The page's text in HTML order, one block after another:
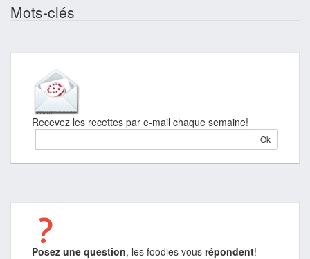
Mots-clés
Recevez les recettes par e-mail chaque semaine!
Posez une question, les foodies vous répondent!